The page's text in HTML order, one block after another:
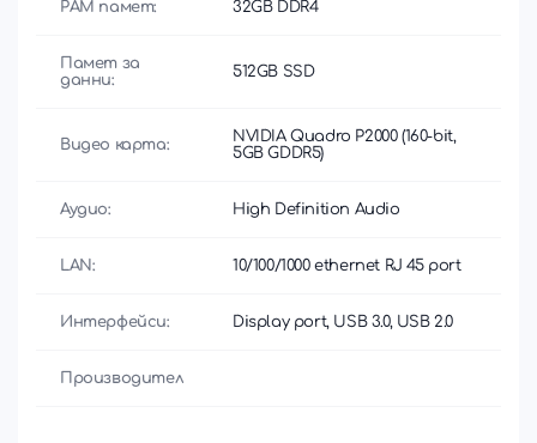
РАМ памет: 32GB DDR4
Памет за
данни:
512GB SSD
Видео карта:
NVIDIA Quadro P2000 (160-bit,
5GB GDDR5)
Аудио: High Definition Audio
LAN: 10/100/1000 ethernet RJ 45 port
Интерфейси: Display port, USB 3.0, USB 2.0
Производител